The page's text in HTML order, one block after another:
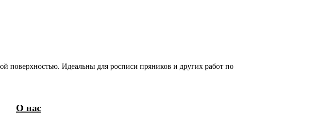
поверхностью. Идеальны для росписи пряников и других работ по
О нас